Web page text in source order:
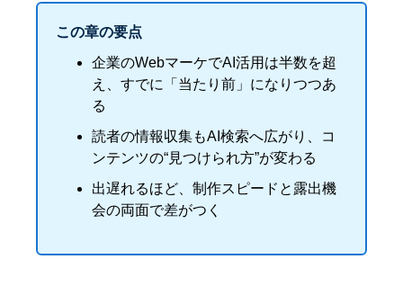
この章の要点
企業のWebマーケでAI活用は半数を超
え、すでに「当たり前」になりつつあ
る
読者の情報収集もAI検索へ広がり、コ
ンテンツの“見つけられ方”が変わる
出遅れるほど、制作スピードと露出機
会の両面で差がつく